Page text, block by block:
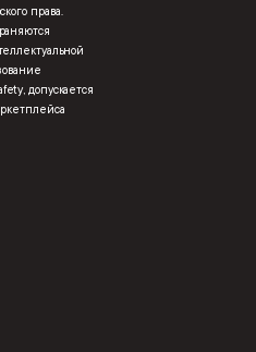
права.
допускается